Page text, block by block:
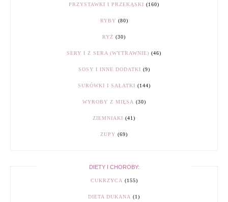
PRZYSTAWKI I PRZEKĄSKI (160)
RYBY (80)
RYŻ (30)
SERY I Z SERA (WYTRAWNIE) (46)
SOSY I INNE DODATKI (9)
SURÓWKI I SAŁATKI (144)
WYROBY Z MIĘSA (30)
ZIEMNIAKI (41)
ZUPY (69)
DIETY I CHOROBY:
CUKRZYCA (155)
DIETA DUKANA (1)